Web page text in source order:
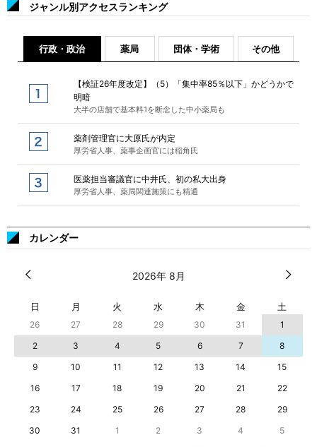
ジャンル別アクセスランキング
行政・政治 薬局 団体・学術 その他
【検証26年度改定】（5）「集中率85％以下」かどうかで
明暗
大半の店舗で基本料1を断念した中小薬局も
薬剤管理官に大原氏が内定
厚労省人事、薬事企画官には稲角氏
医薬担当審議官に中井氏、初の私大出身
厚労省人事、薬局関連施策にも精通
カレンダー
2026年 8月
日 月 火 水 木 金 土
26 27 28 29 30 31
1
2
3 4 5 6 7
8
9
10 11 12 13 14
15
16
17 18 19 20 21
22
23
24 25 26 27 28
29
30
31 1 2 3 4 5